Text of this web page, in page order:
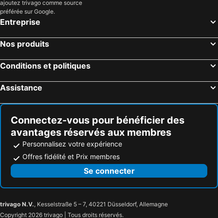
Roscrea, hôtels avec parking
Ballylynan, hôtels avec parking
Stradbally, hôtels avec parking
Vicarstown, hôtels avec parking
ajoutez trivago comme source
préférée sur Google.
Entreprise
Nos produits
Conditions et politiques
Assistance
Connectez-vous pour bénéficier des
avantages réservés aux membres
Personnalisez votre expérience
Offres fidélité et Prix membres
Se connecter
trivago N.V., Kesselstraße 5 – 7, 40221 Düsseldorf, Allemagne
Copyright 2026 trivago | Tous droits réservés.